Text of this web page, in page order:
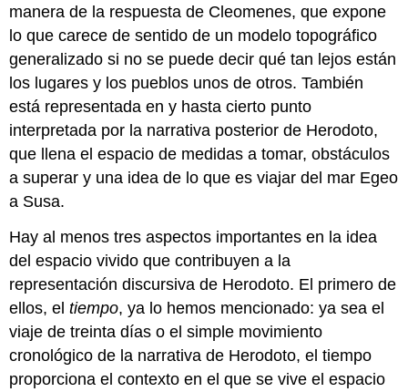
manera de la respuesta de Cleomenes, que expone
lo que carece de sentido de un modelo topográfico
generalizado si no se puede decir qué tan lejos están
los lugares y los pueblos unos de otros. También
está representada en y hasta cierto punto
interpretada por la narrativa posterior de Herodoto,
que llena el espacio de medidas a tomar, obstáculos
a superar y una idea de lo que es viajar del mar Egeo
a Susa.
Hay al menos tres aspectos importantes en la idea
del espacio vivido que contribuyen a la
representación discursiva de Herodoto. El primero de
ellos, eltiempo, ya lo hemos mencionado: ya sea el
viaje de treinta días o el simple movimiento
cronológico de la narrativa de Herodoto, el tiempo
proporciona el contexto en el que se vive el espacio